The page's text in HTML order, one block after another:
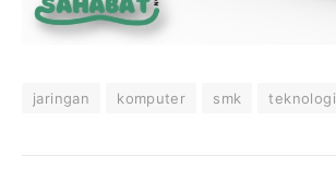
jaringan komputer smk teknologi